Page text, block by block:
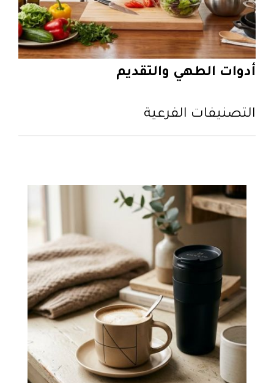
أدوات الطهي والتقديم
التصنيفات الفرعية